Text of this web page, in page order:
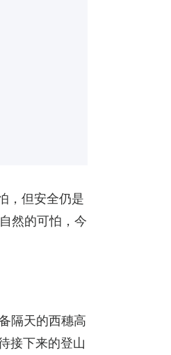
，但安全仍是
然的可怕，今
隔天的西穗高
接下来的登山